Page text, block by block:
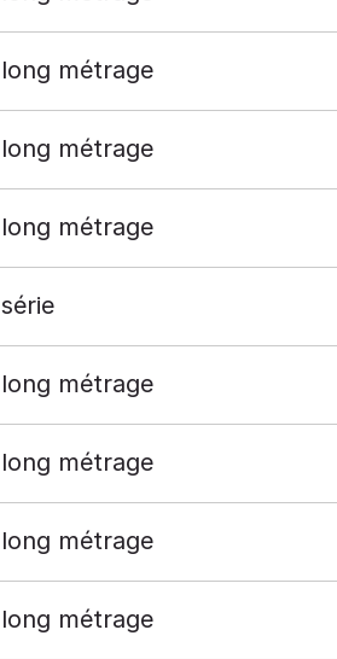
long métrage
long métrage
long métrage
série
long métrage
long métrage
long métrage
long métrage